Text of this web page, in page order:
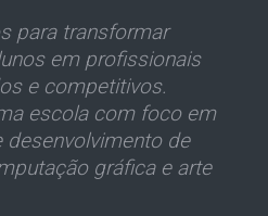
para transformar
em profissionais
e competitivos.
escola com foco em
desenvolvimento de
gráfica e arte